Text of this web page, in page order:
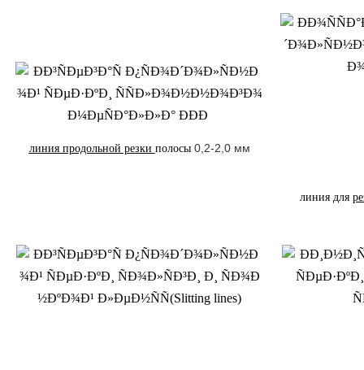
линия продольной резки полосы 0,2-2,0 мм
линия для